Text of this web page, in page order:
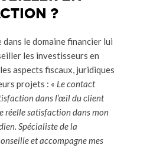
?
dans le domaine financier lui
les investisseurs en
aspects fiscaux, juridiques
projets : « Le contact
dans l’œil du client
réelle satisfaction dans mon
Spécialiste de la
et accompagne mes